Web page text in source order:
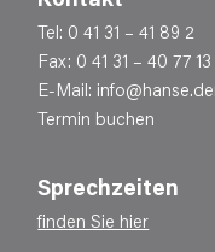
Tel: 0 41 31 – 41 89 2
Fax: 0 41 31 – 40 77 13
E-Mail:
Termin buchen
Sprechzeiten
finden Sie hier